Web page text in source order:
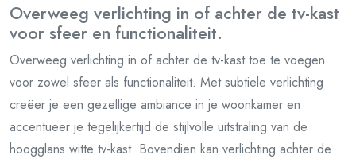
Overweeg verlichting in of achter de tv-kast
voor sfeer en functionaliteit.
Overweeg verlichting in of achter de tv-kast toe te voegen
voor zowel sfeer als functionaliteit. Met subtiele verlichting
creëer je een gezellige ambiance in je woonkamer en
accentueer je tegelijkertijd de stijlvolle uitstraling van de
hoogglans witte tv-kast. Bovendien kan verlichting achter de